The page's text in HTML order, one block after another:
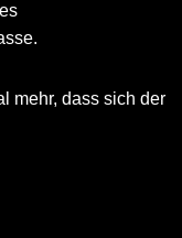
mehr, dass sich der